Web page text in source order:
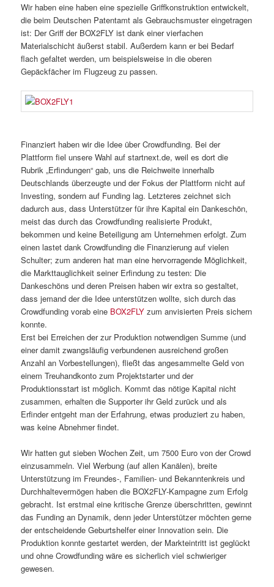
Wir haben eine haben eine spezielle Griffkonstruktion entwickelt,
die beim Deutschen Patentamt als Gebrauchsmuster eingetragen
ist: Der Griff der BOX2FLY ist dank einer vierfachen
Materialschicht äußerst stabil. Außerdem kann er bei Bedarf
flach gefaltet werden, um beispielsweise in die oberen
Gepäckfächer im Flugzeug zu passen.
Finanziert haben wir die Idee über Crowdfunding. Bei der
Plattform fiel unsere Wahl auf startnext.de, weil es dort die
Rubrik „Erfindungen“ gab, uns die Reichweite innerhalb
Deutschlands überzeugte und der Fokus der Plattform nicht auf
Investing, sondern auf Funding lag. Letzteres zeichnet sich
dadurch aus, dass Unterstützer für ihre Kapital ein Dankeschön,
meist das durch das Crowdfunding realisierte Produkt,
bekommen und keine Beteiligung am Unternehmen erfolgt. Zum
einen lastet dank Crowdfunding die Finanzierung auf vielen
Schulter; zum anderen hat man eine hervorragende Möglichkeit,
die Markttauglichkeit seiner Erfindung zu testen: Die
Dankeschöns und deren Preisen haben wir extra so gestaltet,
dass jemand der die Idee unterstützen wollte, sich durch das
Crowdfunding vorab eine BOX2FLY zum anvisierten Preis sichern
konnte.
Erst bei Erreichen der zur Produktion notwendigen Summe (und
einer damit zwangsläufig verbundenen ausreichend großen
Anzahl an Vorbestellungen), fließt das angesammelte Geld von
einem Treuhandkonto zum Projektstarter und der
Produktionsstart ist möglich. Kommt das nötige Kapital nicht
zusammen, erhalten die Supporter ihr Geld zurück und als
Erfinder entgeht man der Erfahrung, etwas produziert zu haben,
was keine Abnehmer findet.
Wir hatten gut sieben Wochen Zeit, um 7500 Euro von der Crowd
einzusammeln. Viel Werbung (auf allen Kanälen), breite
Unterstützung im Freundes-, Familien- und Bekanntenkreis und
Durchhaltevermögen haben die BOX2FLY-Kampagne zum Erfolg
gebracht. Ist erstmal eine kritische Grenze überschritten, gewinnt
das Funding an Dynamik, denn jeder Unterstützer möchten gerne
der entscheidende Geburtshelfer einer Innovation sein. Die
Produktion konnte gestartet werden, der Markteintritt ist geglückt
und ohne Crowdfunding wäre es sicherlich viel schwieriger
gewesen.